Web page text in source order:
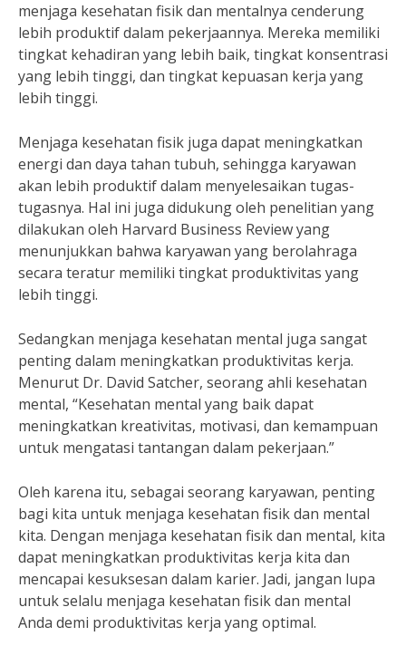
menjaga kesehatan fisik dan mentalnya cenderung
lebih produktif dalam pekerjaannya. Mereka memiliki
tingkat kehadiran yang lebih baik, tingkat konsentrasi
yang lebih tinggi, dan tingkat kepuasan kerja yang
lebih tinggi.
Menjaga kesehatan fisik juga dapat meningkatkan
energi dan daya tahan tubuh, sehingga karyawan
akan lebih produktif dalam menyelesaikan tugas-
tugasnya. Hal ini juga didukung oleh penelitian yang
dilakukan oleh Harvard Business Review yang
menunjukkan bahwa karyawan yang berolahraga
secara teratur memiliki tingkat produktivitas yang
lebih tinggi.
Sedangkan menjaga kesehatan mental juga sangat
penting dalam meningkatkan produktivitas kerja.
Menurut Dr. David Satcher, seorang ahli kesehatan
mental, “Kesehatan mental yang baik dapat
meningkatkan kreativitas, motivasi, dan kemampuan
untuk mengatasi tantangan dalam pekerjaan.”
Oleh karena itu, sebagai seorang karyawan, penting
bagi kita untuk menjaga kesehatan fisik dan mental
kita. Dengan menjaga kesehatan fisik dan mental, kita
dapat meningkatkan produktivitas kerja kita dan
mencapai kesuksesan dalam karier. Jadi, jangan lupa
untuk selalu menjaga kesehatan fisik dan mental
Anda demi produktivitas kerja yang optimal.